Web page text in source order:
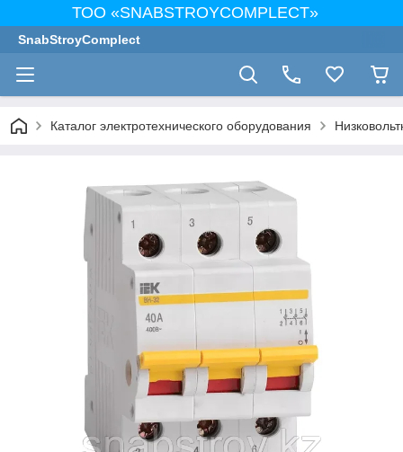
ТОО «SNABSTROYCOMPLECT»
SnabStroyComplect
Каталог электротехнического оборудования